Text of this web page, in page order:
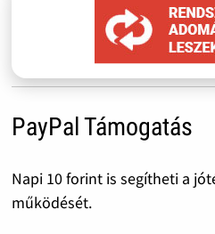
PayPal Támogatás
Napi 10 forint is segítheti a
működését.